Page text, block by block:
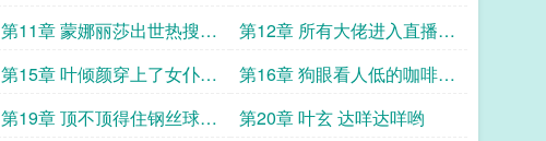
微
第11章 蒙娜丽莎出世热搜震
撼全网
第12章 所有大佬进入直播间
意图收购画
第15章 叶倾颜穿上了女仆装
黑白丝
第16章 狗眼看人低的咖啡店
员工
第19章 顶不顶得住钢丝球的
第20章 叶玄 达咩达咩哟